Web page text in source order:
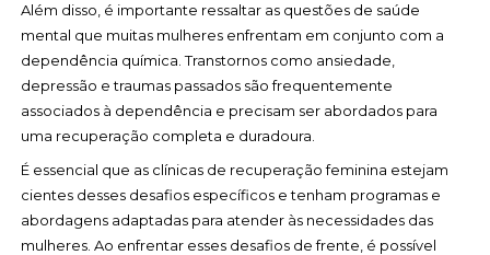
Além disso, é importante ressaltar as questões de saúde
mental que muitas mulheres enfrentam em conjunto com a
dependência química. Transtornos como ansiedade,
depressão e traumas passados são frequentemente
associados à dependência e precisam ser abordados para
uma recuperação completa e duradoura.
É essencial que as clínicas de recuperação feminina estejam
cientes desses desafios específicos e tenham programas e
abordagens adaptadas para atender às necessidades das
mulheres. Ao enfrentar esses desafios de frente, é possível